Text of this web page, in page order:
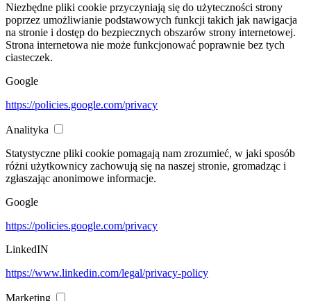
Niezbędne pliki cookie przyczyniają się do użyteczności strony
poprzez umożliwianie podstawowych funkcji takich jak nawigacja
na stronie i dostęp do bezpiecznych obszarów strony internetowej.
Strona internetowa nie może funkcjonować poprawnie bez tych
ciasteczek.
Google
https://policies.google.com/privacy
Analityka
Statystyczne pliki cookie pomagają nam zrozumieć, w jaki sposób
różni użytkownicy zachowują się na naszej stronie, gromadząc i
zgłaszając anonimowe informacje.
Google
https://policies.google.com/privacy
LinkedIN
https://www.linkedin.com/legal/privacy-policy
Marketing